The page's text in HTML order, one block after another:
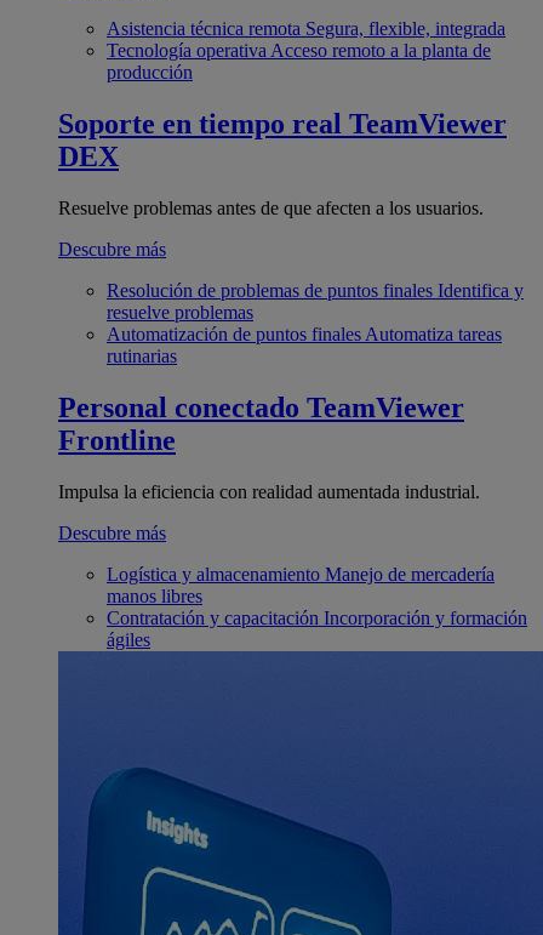
Asistencia técnica remota Segura, flexible, integrada
Tecnología operativa Acceso remoto a la planta de
producción
Soporte en tiempo real TeamViewer
DEX
Resuelve problemas antes de que afecten a los usuarios.
Descubre más
Resolución de problemas de puntos finales Identifica y
resuelve problemas
Automatización de puntos finales Automatiza tareas
rutinarias
Personal conectado TeamViewer
Frontline
Impulsa la eficiencia con realidad aumentada industrial.
Descubre más
Logística y almacenamiento Manejo de mercadería
manos libres
Contratación y capacitación Incorporación y formación
ágiles